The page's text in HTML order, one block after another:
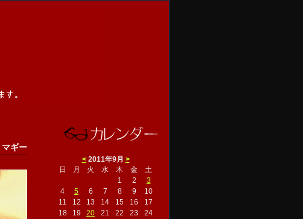
マギー
<2011年9月 >
日
月 火 水 木 金
土
1
2
3
4
5 6 7 8 9
10
11
12 13 14 15 16
17
18
19 20 21 22 23
24